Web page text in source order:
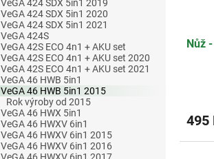
VeGA 424 SDX 5in1 2019
VeGA 424 SDX 5in1 2020
VeGA 424 SDX 5in1 2021
VeGA 424S
VeGA 42S ECO 4n1 + AKU set
VeGA 42S ECO 4n1 + AKU set 2020
VeGA 42S ECO 4n1 + AKU set 2021
VeGA 46 HWB 5in1
VeGA 46 HWB 5in1 2015
Rok výroby od 2015
VeGA 46 HWX 5in1
VeGA 46 HWXV 6in1
VeGA 46 HWXV 6in1 2015
VeGA 46 HWXV 6in1 2016
VeGA 46 HWXV 6in1 2017
Nůž
je
3,5
495